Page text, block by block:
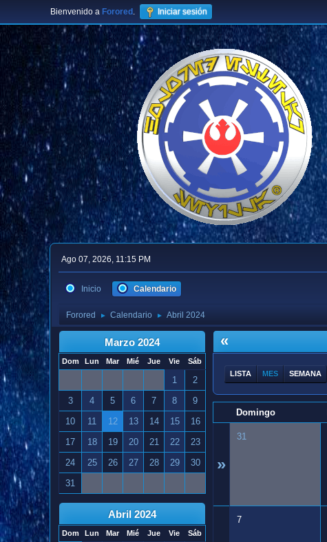
Bienvenido a Forored . Iniciar sesión
Ago 07, 2026, 11:15 PM
Inicio Calendario
Forored ► Calendario ► Abril 2024
Marzo 2024
Dom Lun Mar Mié Jue Vie Sáb
1
2
3
4 5 6 7 8
9
10
11 12 13 14 15
16
17
18 19 20 21 22
23
24
25 26 27 28 29
30
31
Abril 2024
Dom Lun Mar Mié Jue Vie Sáb
«
LISTA MES SEMANA
Domingo
»
31
7